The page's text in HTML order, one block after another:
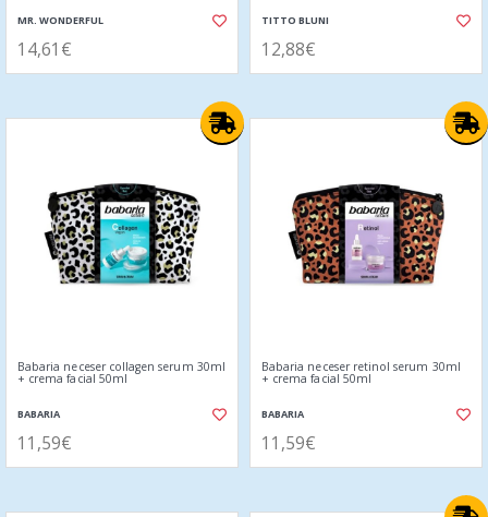
MR. WONDERFUL
14,61€
TITTO BLUNI
12,88€
Babaria neceser collagen serum 30ml
+ crema facial 50ml
BABARIA
11,59€
Babaria neceser retinol serum 30ml
+ crema facial 50ml
BABARIA
11,59€